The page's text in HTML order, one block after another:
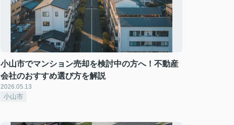
小山市でマンション売却を検討中の方へ！不動産
会社のおすすめ選び方を解説
2026.05.13
小山市